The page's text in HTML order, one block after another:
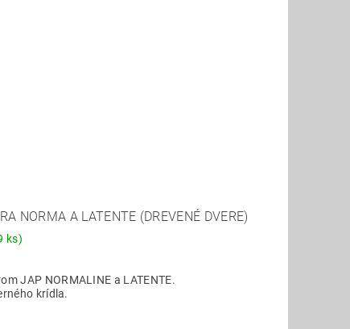
NORMA A LATENTE (DREVENÉ DVERE)
ks)
JAP NORMALINE a LATENTE.
krídla.